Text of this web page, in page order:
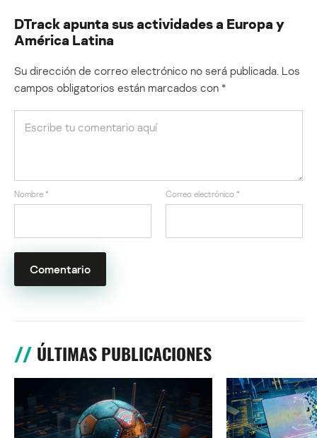
DTrack apunta sus actividades a Europa y
América Latina
Su dirección de correo electrónico no será publicada. Los
campos obligatorios están marcados con *
Nombre * Correo electrónico *
ÚLTIMAS PUBLICACIONES